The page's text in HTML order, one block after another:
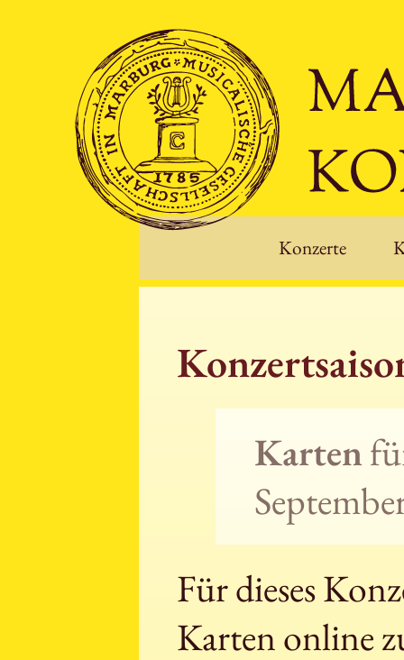
Konzerte
Karten
Für dieses
Karten online